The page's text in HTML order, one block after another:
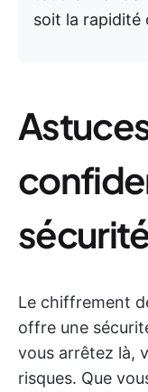
soit la rapidité
Le chiffrement
offre une
vous arrêtez là,
risques. Que